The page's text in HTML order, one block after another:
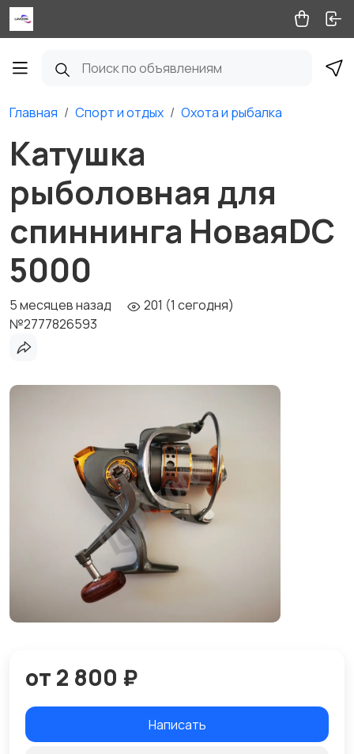
Главная Спорт и отдых Охота и рыбалка
Катушка
рыболовная для
спиннинга НоваяDC
5000
5 месяцев назад
201 (1 сегодня)
№2777826593
от 2 800 ₽
Написать